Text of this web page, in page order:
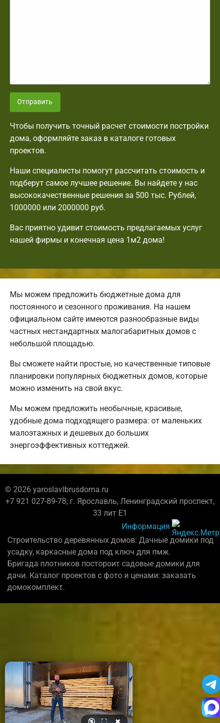
Отправить
Чтобы получить точный расчет стоимости постройки
дома, оформляйте заказ в каталоге готовых
проектов.
Наши специалисты помогут рассчитать стоимость и
подберут самое лучшее решение. Вы найдете у нас
высококачественные решения за 500 тыс. Рублей,
1000000 или 2000000 руб.
Вас приятно удивит стоимость предлагаемых услуг
нашей фирмы и конечная цена 1м2 дома!
Мы можем предложить бюджетные дома для
постоянного и сезонного проживания. На нашем
официальном сайте имеются разнообразные виды
частных нестандартных малогабаритных домов с
небольшой площадью.
Вы сможете найти простые, но качественные типовые
планировки популярных бюджетных домов, которые
можно изменить на свой вкус.
Мы можем предложить необычные, красивые,
удобные дома подходящего размера: от маленьких
малоэтажных и дешевых до больших
энергоэффективных коттеджей.
© 2026 yaroslavlbrusdoma.ru
+7 921 027-89-78; г. Ярославль, Ленинградский проспект,
33 лит Е1
Информация
Строительство деревянных домов: Дачные домики под
усадку, каркасные дома под ключ для пмж.
Бригада плотников постороит садовые домики для
дачи. Каталог проектов с фото и ценами: заказать
домокомплект.